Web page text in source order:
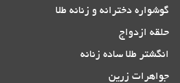
گوشواره دخترانه و زنانه طلا
حلقه ازدواج
انگشتر طلا ساده زنانه
جواهرات زرین